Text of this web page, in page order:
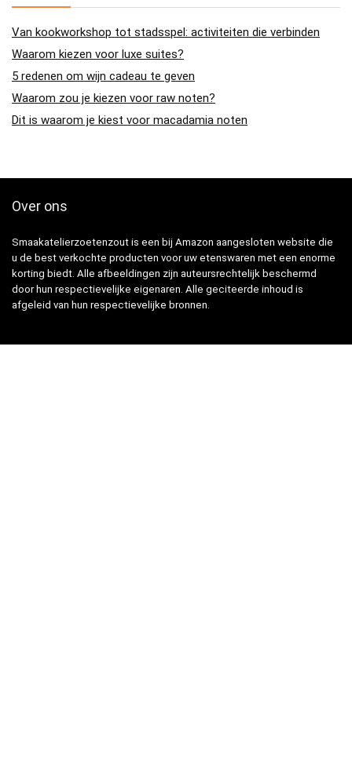
Van kookworkshop tot stadsspel: activiteiten die verbinden
Waarom kiezen voor luxe suites?
5 redenen om wijn cadeau te geven
Waarom zou je kiezen voor raw noten?
Dit is waarom je kiest voor macadamia noten
Over ons
Smaakatelierzoetenzout is een bij Amazon aangesloten website die
u de best verkochte producten voor uw etenswaren met een enorme
korting biedt. Alle afbeeldingen zijn auteursrechtelijk beschermd
door hun respectievelijke eigenaren. Alle geciteerde inhoud is
afgeleid van hun respectievelijke bronnen.